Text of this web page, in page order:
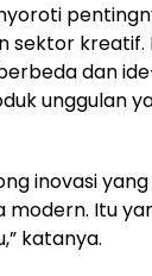
sektor kreatif.
dan
unggulan
inovasi
modern. Itu
katanya.